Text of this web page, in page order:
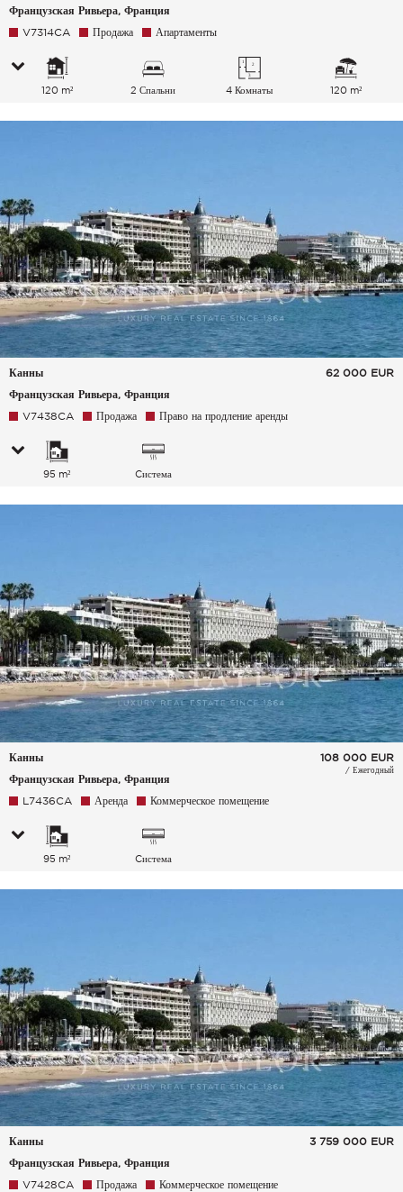
Французская Ривьера, Франция
V7314CA Продажа Апартаменты
120 m² 2 Спальни 4 Комнаты 120 m²
Канны
Французская Ривьера, Франция
62 000 EUR
V7438CA Продажа Право на продление аренды
95 m²
Cистема
Канны
Французская Ривьера, Франция
108 000 EUR
/ Ежегодный
L7436CA Аренда Коммерческое помещение
95 m²
Cистема
Канны
Французская Ривьера, Франция
3 759 000 EUR
V7428CA Продажа Коммерческое помещение